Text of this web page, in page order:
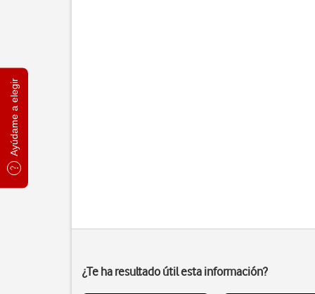
Ayúdame a elegir
¿Te ha resultado útil esta información?